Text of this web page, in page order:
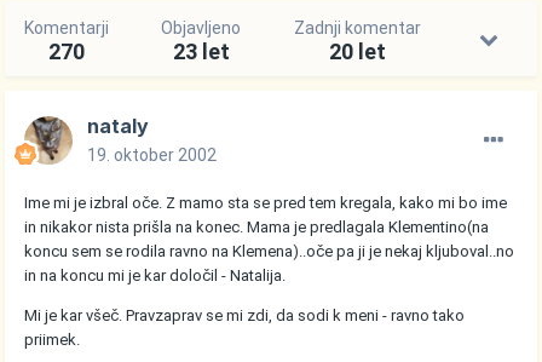
Komentarji
270
Objavljeno
23 let
Zadnji komentar
20 let
nataly
19. oktober 2002
Ime mi je izbral oče. Z mamo sta se pred tem kregala, kako mi bo ime
in nikakor nista prišla na konec. Mama je predlagala Klementino(na
koncu sem se rodila ravno na Klemena)..oče pa ji je nekaj kljuboval..no
in na koncu mi je kar določil - Natalija.
Mi je kar všeč. Pravzaprav se mi zdi, da sodi k meni - ravno tako
priimek.